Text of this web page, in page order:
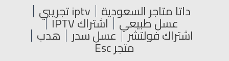
داتا متاجر السعودية iptv تجريبي
عسل طبيعي اشتراك IPTV
اشتراك فولتشر عسل سدر هدب
متجر Esc